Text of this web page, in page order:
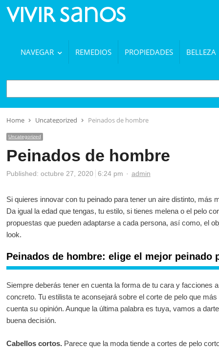
NAVEGAR REMEDIOS PROPIEDADES BELLEZA
BUSCAR
Home Uncategorized Peinados de hombre
Uncategorized
Peinados de hombre
Published: octubre 27, 2020 6:24 pm Author
admin
Si quieres innovar con tu peinado para tener un aire distinto, más
Da igual la edad que tengas, tu estilo, si tienes melena o el pelo
propuestas que pueden adaptarse a cada persona, así como, el
look.
Peinados de hombre: elige el mejor peinado
Siempre deberás tener en cuenta la forma de tu cara y facciones
concreto. Tu estilista te aconsejará sobre el corte de pelo que
cuenta su opinión. Aunque la última palabra es tuya, vamos a
buena decisión.
Cabellos cortos. Parece que la moda tiende a cortes de pelo